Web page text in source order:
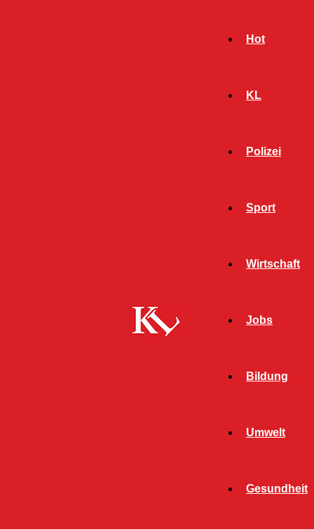
Hot
KL
Polizei
Sport
Wirtschaft
Jobs
Bildung
Umwelt
Gesundheit